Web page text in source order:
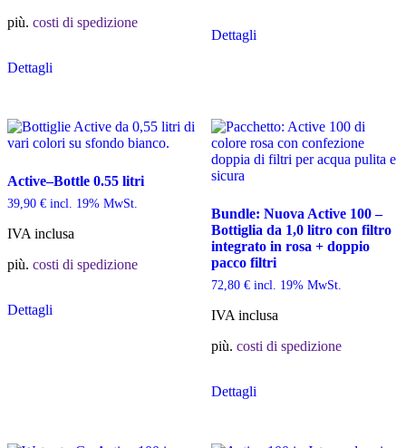
più. costi di spedizione
Dettagli
Dettagliprodotto
possono
essere
scelte
del
prodotto
Active–Bottle 0.55 litri
39,90 € incl. 19% MwSt.
IVA inclusa
più. costi di spedizione
Dettagliprodotto
Bundle: Nuova Active 100 –
Bottiglia da 1,0 litro con filtro
integrato in rosa + doppio
pacco filtri
72,80 €incl. 19% MwSt.
IVA inclusa
più. costi di spedizione
Dettagli